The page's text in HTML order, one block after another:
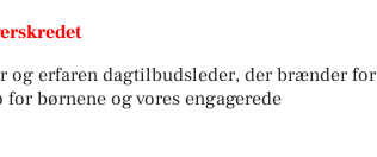
og erfaren dagtilbudsleder, der brænder for
børnene og vores engagerede